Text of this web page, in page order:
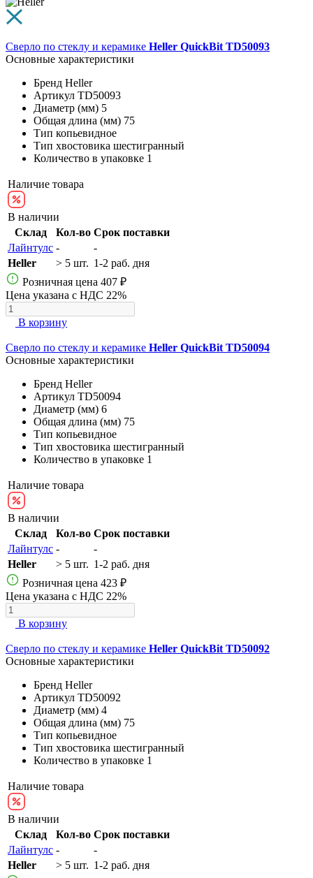
Сверло по стеклу и керамике Heller QuickBit TD50093
Основные характеристики
Бренд Heller
Артикул TD50093
Диаметр (мм) 5
Общая длина (мм) 75
Тип копьевидное
Тип хвостовика шестигранный
Количество в упаковке 1
Наличие товара
В наличии
Склад
Кол-во Срок поставки
Лайнтулс -
-
Heller
> 5 шт. 1-2 раб. дня
Розничная цена 407 ₽
Цена указана с НДС 22%
В корзину
Сверло по стеклу и керамике Heller QuickBit TD50094
Основные характеристики
Бренд Heller
Артикул TD50094
Диаметр (мм) 6
Общая длина (мм) 75
Тип копьевидное
Тип хвостовика шестигранный
Количество в упаковке 1
Наличие товара
В наличии
Склад
Кол-во Срок поставки
Лайнтулс -
-
Heller
> 5 шт. 1-2 раб. дня
Розничная цена 423 ₽
Цена указана с НДС 22%
В корзину
Сверло по стеклу и керамике Heller QuickBit TD50092
Основные характеристики
Бренд Heller
Артикул TD50092
Диаметр (мм) 4
Общая длина (мм) 75
Тип копьевидное
Тип хвостовика шестигранный
Количество в упаковке 1
Наличие товара
В наличии
Склад
Кол-во Срок поставки
Лайнтулс -
-
Heller
> 5 шт. 1-2 раб. дня